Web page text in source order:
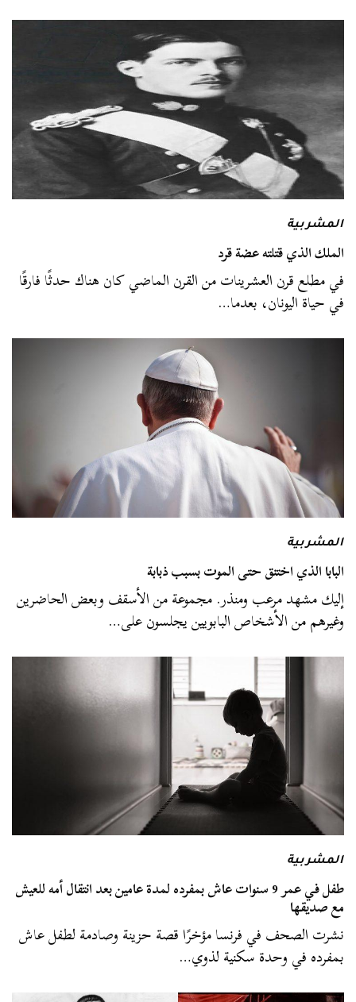
المشربية
الملك الذي قتلته عضة قرد
في مطلع قرن العشرينات من القرن الماضي كان هناك حدثًا فارقًا
في حياة اليونان، بعدما…
المشربية
البابا الذي اختنق حتى الموت بسبب ذبابة
إليك مشهد مرعب ومنذر. مجموعة من الأسقف وبعض الحاضرين
وغيرهم من الأشخاص البابويين يجلسون على…
المشربية
طفل في عمر 9 سنوات عاش بمفرده لمدة عامين بعد انتقال أمه للعيش
مع صديقها
نشرت الصحف في فرنسا مؤخرًا قصة حزينة وصادمة لطفل عاش
بمفرده في وحدة سكنية لذوي…